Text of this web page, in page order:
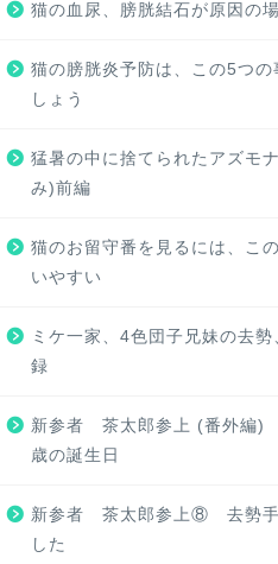
猫の血尿、膀胱結石が原因の
猫の膀胱炎予防は、この5つの
しょう
猛暑の中に捨てられたアズモ
み)前編
猫のお留守番を見るには、こ
いやすい
ミケ一家、4色団子兄妹の去
録
新参者 茶太郎参上 (番外編)
歳の誕生日
新参者 茶太郎参上⑧ 去勢手
した